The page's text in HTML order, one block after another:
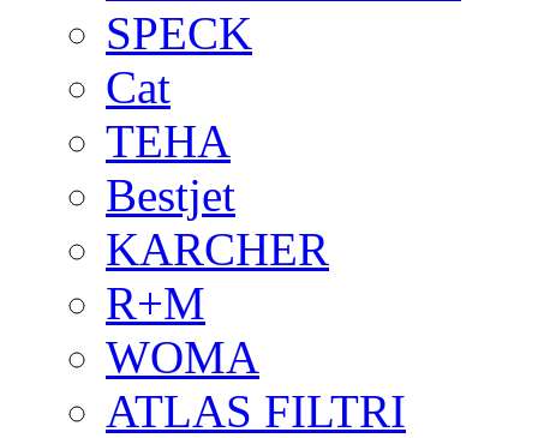
SPECK
Cat
TEHA
Bestjet
KARCHER
R+M
WOMA
ATLAS FILTRI